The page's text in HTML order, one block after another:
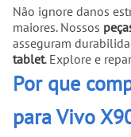
Não ignore danos
maiores. Nossos
asseguram
tablet. Explore e
Por que
para Vivo